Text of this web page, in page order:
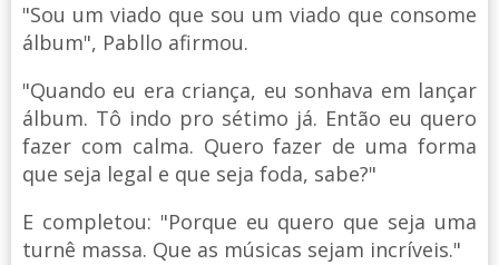
"Sou um viado que sou um viado que consome
álbum", Pabllo afirmou.
"Quando eu era criança, eu sonhava em lançar
álbum. Tô indo pro sétimo já. Então eu quero
fazer com calma. Quero fazer de uma forma
que seja legal e que seja foda, sabe?"
E completou: "Porque eu quero que seja uma
turnê massa. Que as músicas sejam incríveis."